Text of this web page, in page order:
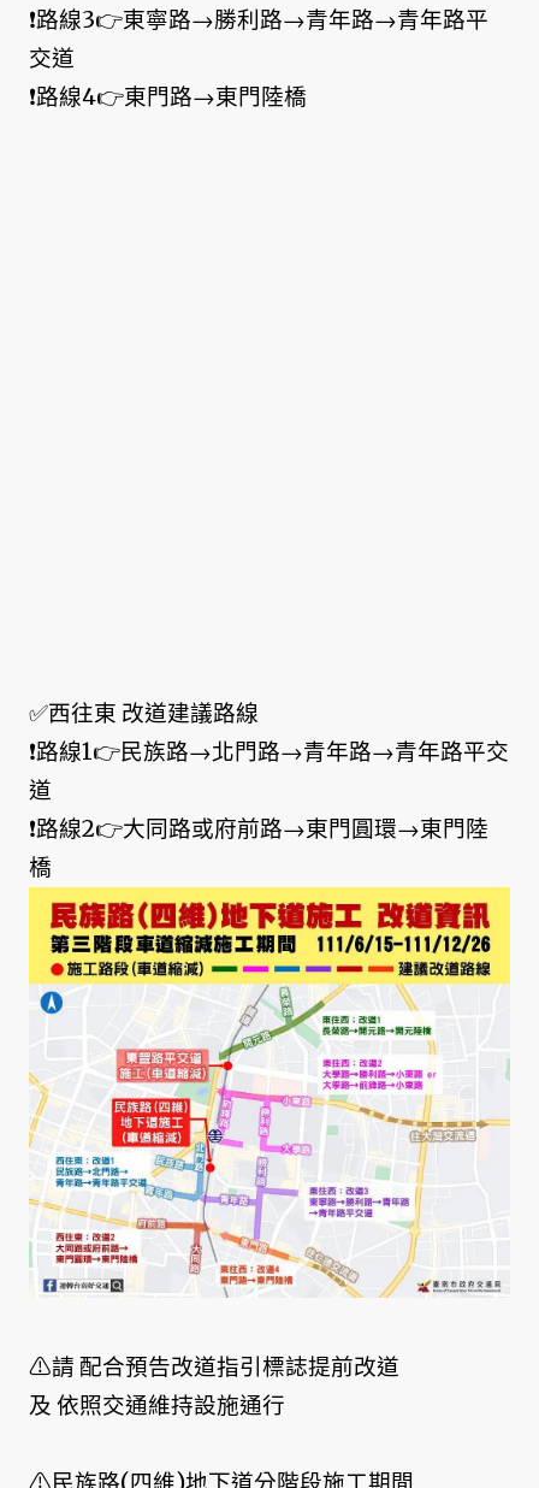
❗路線3👉東寧路→勝利路→青年路→青年路平
交道
❗路線4👉東門路→東門陸橋
✅西往東 改道建議路線
❗路線1👉民族路→北門路→青年路→青年路平交
道
❗路線2👉大同路或府前路→東門圓環→東門陸
橋
⚠請 配合預告改道指引標誌提前改道
及 依照交通維持設施通行